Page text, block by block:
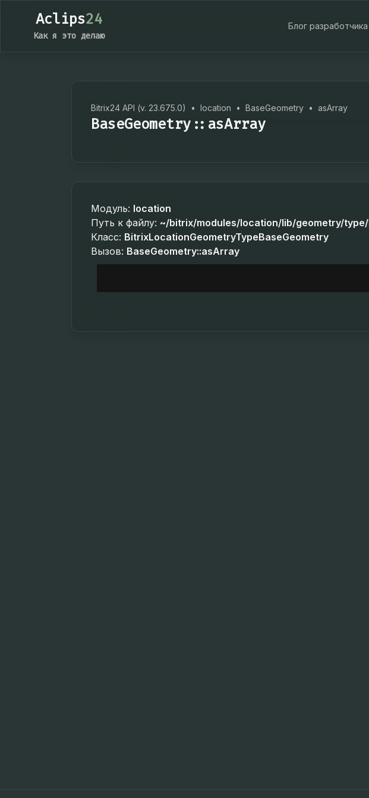
Aclips24
Как я это делаю
Блог
Bitrix24 API (v. 23.675.0) • location • BaseGeometry • asArray
BaseGeometry::asArray
Модуль: location
Путь к файлу: ~/bitrix/modules/location/lib/geometry/
Класс: BitrixLocationGeometryTypeBaseGeometry
Вызов: BaseGeometry::asArray